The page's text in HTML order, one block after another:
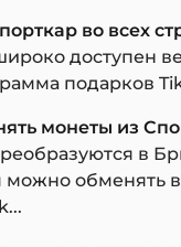
во всех
доступен
подарков
монеты из
в
можно обменять